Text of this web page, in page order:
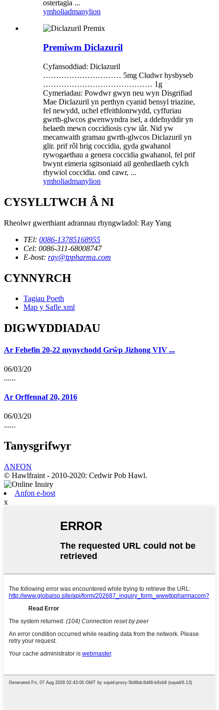
ostertagia ...
ymholiadmanylion
Premiwm Diclazuril
Cyfansoddiad: Diclazuril
………………………… 5mg Cludwr hysbyseb
…………………………………… 1g
Cymeriadau: Powdwr gwyn neu wyn Disgrifiad
Mae Diclazuril yn perthyn cyanid bensyl triazine,
fel newydd, uchel effeithlonrwydd, cyffuriau
gwrth-glwcos gwenwyndra isel, a ddefnyddir yn
helaeth mewn coccidiosis cyw iâr. Nid yw
mecanwaith gramau gwrth-glwcos Diclazuril yn
glir. prif rôl brig coccidia, gyda gwahanol
rywogaethau a genera coccidia gwahanol, fel prif
bwynt eimeria sgitsoniaid ail genhedlaeth cylch
rhywiol coccidia. ond cawr, ...
ymholiadmanylion
CYSYLLTWCH Â NI
Rheolwr gwerthiant adrannau rhyngwladol: Ray Yang
TEl: 0086-13785168955
Cel: 0086-311-68008747
E-bost: ray@tppharma.com
CYNNYRCH
Tagiau Poeth
Map y Safle.xml
DIGWYDDIADAU
Ar Fehefin 20-22 mynychodd Grŵp Jizhong VIV ...
06/03/20
......
Ar Orffennaf 20, 2016
06/03/20
......
Tanysgrifwyr
ANFON
© Hawlfraint - 2010-2020: Cedwir Pob Hawl.
Anfon e-bost
x